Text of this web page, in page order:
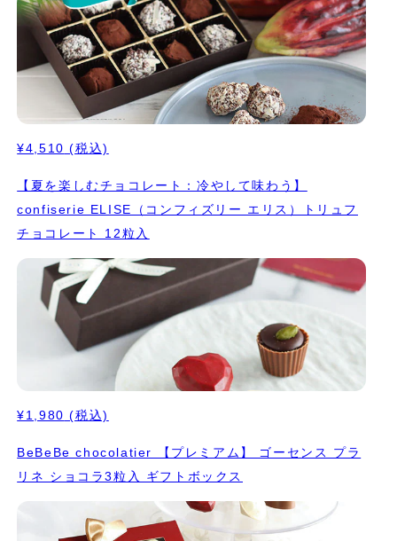
¥4,510 (税込)
【夏を楽しむチョコレート：冷やして味わう】
confiserie ELISE（コンフィズリー エリス）トリュフ
チョコレート 12粒入
¥1,980 (税込)
BeBeBe chocolatier 【プレミアム】 ゴーセンス プラ
リネ ショコラ3粒入 ギフトボックス